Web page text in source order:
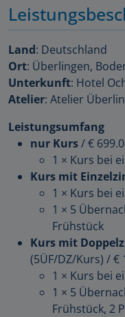
Land: Deutschland
Ort: Überlingen,
Unterkunft: Hotel
Atelier: Atelier
Leistungsumfang
nur Kurs/€
1 × Kurs bei
Kurs mit
1 × Kurs bei
1 × 5
Frühstück
Kurs mit
(5ÜF/DZ/Kurs) /€
1 × Kurs bei
1 × 5
Frühstück, 2